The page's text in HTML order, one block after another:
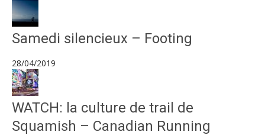
Samedi silencieux – Footing
28/04/2019
WATCH: la culture de trail de
Squamish – Canadian Running